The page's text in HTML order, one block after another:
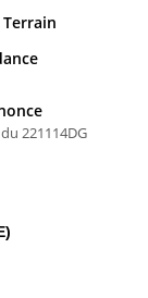
221114DG